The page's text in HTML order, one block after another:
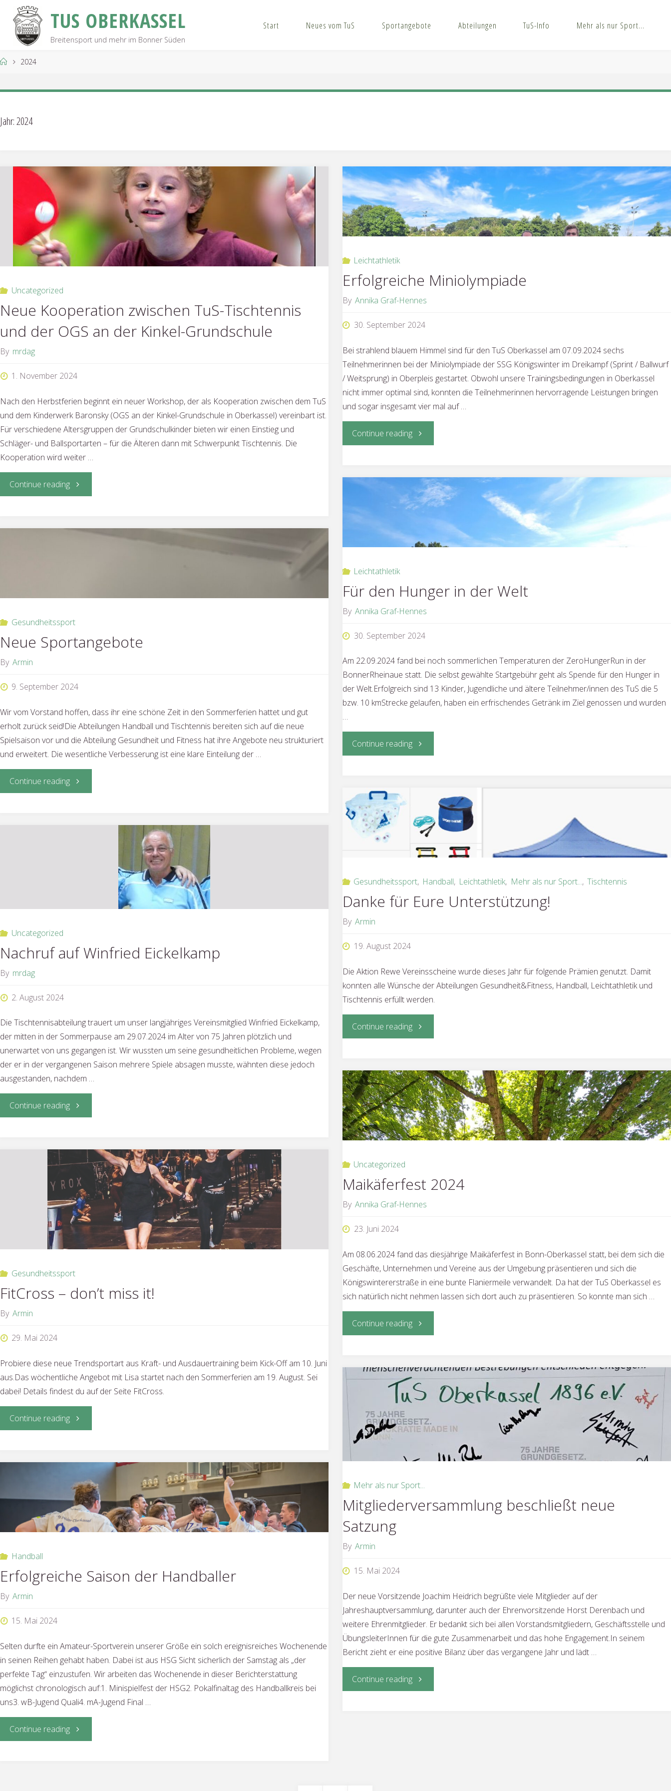
content
TUS OBERKASSEL
Breitensport und mehr im Bonner Süden
Start Neues vom TuS Sportangebote Abteilungen TuS-Info Mehr als nur Sport…
Home2024
Jahr:2024
Uncategorized
Neue Kooperation zwischen TuS-Tischtennis
und der OGS an der Kinkel-Grundschule
By mrdag
1. November 2024
Nach den Herbstferien beginnt ein neuer Workshop, der als Kooperation zwischen dem TuS
und dem Kinderwerk Baronsky (OGS an der Kinkel-Grundschule in Oberkassel) vereinbart ist.
Für verschiedene Altersgruppen der Grundschulkinder bieten wir einen Einstieg und
Schläger- und Ballsportarten – für die Älteren dann mit Schwerpunkt Tischtennis. Die
Kooperation wird weiter …
Continue reading"Neue
zwischen
der
Kinkel-
Grundschule"
Leichtathletik
Erfolgreiche Miniolympiade
By Annika Graf-Hennes
30. September 2024
Bei strahlend blauem Himmel sind für den TuS Oberkassel am 07.09.2024 sechs
Teilnehmerinnen bei der Miniolympiade der SSG Königswinter im Dreikampf (Sprint / Ballwurf
/ Weitsprung) in Oberpleis gestartet. Obwohl unsere Trainingsbedingungen in Oberkassel
nicht immer optimal sind, konnten die Teilnehmerinnen hervorragende Leistungen bringen
und sogar insgesamt vier mal auf …
Continue reading"Erfolgreiche
Leichtathletik
Für den Hunger in der Welt
By Annika Graf-Hennes
30. September 2024
Am 22.09.2024 fand bei noch sommerlichen Temperaturen der ZeroHungerRun in der
BonnerRheinaue statt. Die selbst gewählte Startgebühr geht als Spende für den Hunger in
der Welt.Erfolgreich sind 13 Kinder, Jugendliche und ältere Teilnehmer/innen des TuS die 5
bzw. 10 kmStrecke gelaufen, haben ein erfrischendes Getränk im Ziel genossen und wurden
…
Continue reading"Für
in
Gesundheitssport
Neue Sportangebote
By Armin
9. September 2024
Wir vom Vorstand hoffen, dass ihr eine schöne Zeit in den Sommerferien hattet und gut
erholt zurück seid!Die Abteilungen Handball und Tischtennis bereiten sich auf die neue
Spielsaison vor und die Abteilung Gesundheit und Fitness hat ihre Angebote neu strukturiert
und erweitert. Die wesentliche Verbesserung ist eine klare Einteilung der …
Continue reading"Neue
Gesundheitssport, Handball, Leichtathletik, Mehr als nur Sport..., Tischtennis
Danke für Eure Unterstützung!
By Armin
19. August 2024
Die Aktion Rewe Vereinsscheine wurde dieses Jahr für folgende Prämien genutzt. Damit
konnten alle Wünsche der Abteilungen Gesundheit&Fitness, Handball, Leichtathletik und
Tischtennis erfüllt werden.
Continue reading"Danke
Eure
Unterstützung!"
Uncategorized
Nachruf auf Winfried Eickelkamp
By mrdag
2. August 2024
Die Tischtennisabteilung trauert um unser langjähriges Vereinsmitglied Winfried Eickelkamp,
der mitten in der Sommerpause am 29.07.2024 im Alter von 75 Jahren plötzlich und
unerwartet von uns gegangen ist. Wir wussten um seine gesundheitlichen Probleme, wegen
der er in der vergangenen Saison mehrere Spiele absagen musste, wähnten diese jedoch
ausgestanden, nachdem …
Continue reading"Nachruf
Winfried
Eickelkamp"
Uncategorized
Maikäferfest 2024
By Annika Graf-Hennes
23. Juni 2024
Am 08.06.2024 fand das diesjährige Maikäferfest in Bonn-Oberkassel statt, bei dem sich die
Geschäfte, Unternehmen und Vereine aus der Umgebung präsentieren und sich die
Königswintererstraße in eine bunte Flaniermeile verwandelt. Da hat der TuS Oberkassel es
sich natürlich nicht nehmen lassen sich dort auch zu präsentieren. So konnte man sich …
Continue reading"Maikäferfest
Gesundheitssport
FitCross – don’t miss it!
By Armin
29. Mai 2024
Probiere diese neue Trendsportart aus Kraft- und Ausdauertraining beim Kick-Off am 10. Juni
aus.Das wöchentliche Angebot mit Lisa startet nach den Sommerferien am 19. August. Sei
dabei! Details findest du auf der Seite FitCross.
Continue reading"FitCross
don’t
miss
it!"
Mehr als nur Sport...
Mitgliederversammlung beschließt neue
Satzung
By Armin
15. Mai 2024
Der neue Vorsitzende Joachim Heidrich begrüßte viele Mitglieder auf der
Jahreshauptversammlung, darunter auch der Ehrenvorsitzende Horst Derenbach und
weitere Ehrenmitglieder. Er bedankt sich bei allen Vorstandsmitgliedern, Geschäftsstelle und
ÜbungsleiterInnen für die gute Zusammenarbeit und das hohe Engagement.In seinem
Bericht zieht er eine positive Bilanz über das vergangene Jahr und lädt …
Continue reading"Mitgliederversammlung
Handball
Erfolgreiche Saison der Handballer
By Armin
15. Mai 2024
Selten durfte ein Amateur-Sportverein unserer Größe ein solch ereignisreiches Wochenende
in seinen Reihen gehabt haben. Dabei ist aus HSG Sicht sicherlich der Samstag als „der
perfekte Tag“ einzustufen. Wir arbeiten das Wochenende in dieser Berichterstattung
möglichst chronologisch auf:1. Minispielfest der HSG2. Pokalfinaltag des Handballkreis bei
uns3. wB-Jugend Quali4. mA-Jugend Final …
Continue reading"Erfolgreiche